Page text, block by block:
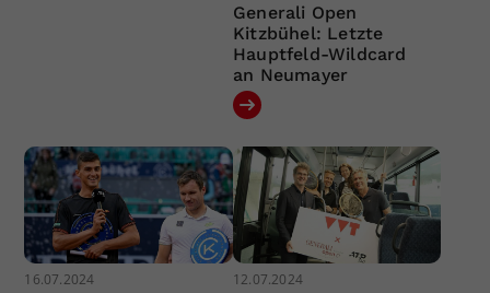
Generali Open
Kitzbühel: Letzte
Hauptfeld-Wildcard
an Neumayer
16.07.2024 12.07.2024